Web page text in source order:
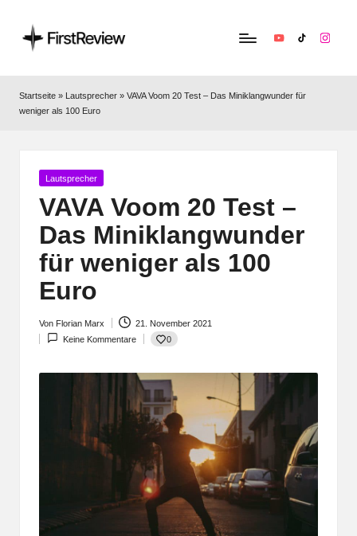
ir
Apple,
Smart‑Home,
Kopfhörern
YouTubeTikTok
Startseite » Lautsprecher » VAVA Voom 20 Test – Das Miniklangwunder für
weniger als 100 Euro
Posted
Lautsprecher
VAVA Voom 20 Test –
Das Miniklangwunder
für weniger als 100
Euro
by
Von Florian Marx
21. November 2021
Keine Kommentare
0